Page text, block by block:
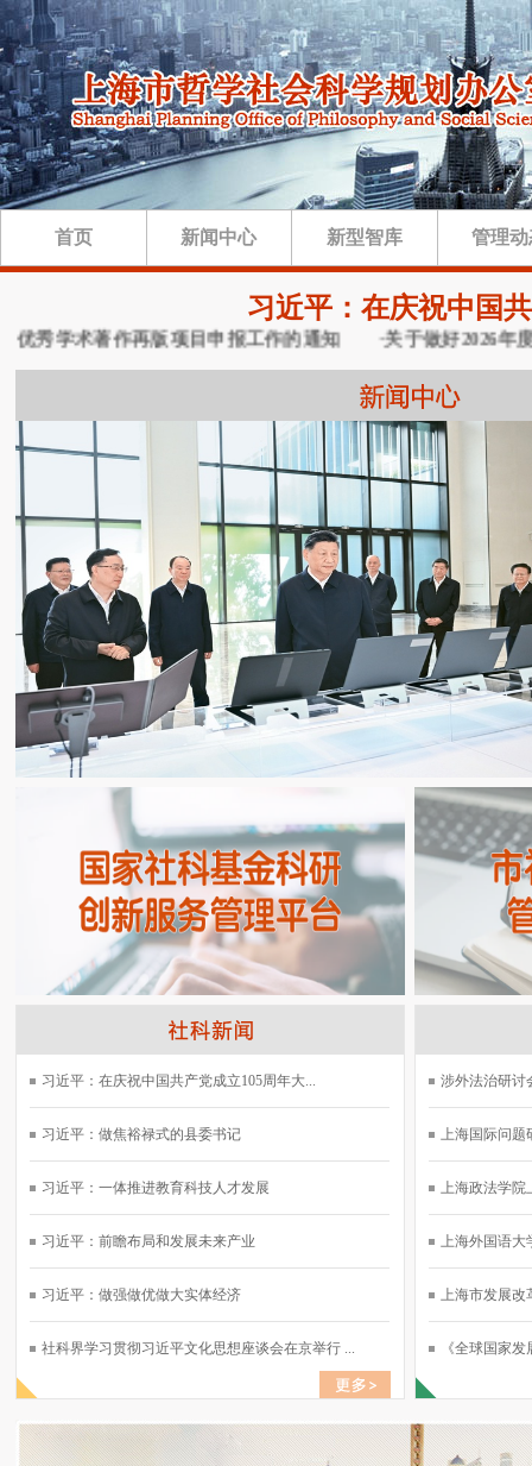
首页 新闻中心 新型智库 管理
习近平：在庆祝中国
学术著作再版项目申报工作的通知 ·关于做好2026年度《
习近平：在庆祝中国共产党成立105周年大...
习近平：做焦裕禄式的县委书记
习近平：一体推进教育科技人才发展
习近平：前瞻布局和发展未来产业
习近平：做强做优做大实体经济
社科界学习贯彻习近平文化思想座谈会在京举行 ...
涉外法治研讨
上海国际问题
上海政法学院
上海外国语大
上海市发展改
《全球国家